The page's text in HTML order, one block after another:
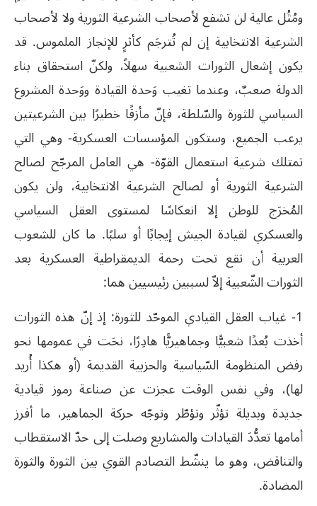
ومُثُل عالية لن تشفع لأصحاب الشرعية الثورية ولا لأصحاب
الشرعية الانتخابية إن لم تُترجَم كأثرٍ للإنجاز الملموس. قد
يكون إشعال الثورات الشعبية سهلاً، ولكنّ استحقاق بناء
الدولة صعبٌ، وعندما تغيب وَحدة القيادة ووَحدة المشروع
السياسي للثورة والسّلطة، فإنّ مأزقًا خطيرًا بين الشرعيتين
يرعب الجميع، وستكون المؤسسات العسكرية- وهي التي
تمتلك شرعية استعمال القوّة- هي العامل المرجّح لصالح
الشرعية الثورية أو لصالح الشرعية الانتخابية، ولن يكون
المُخرَج للوطن إلا انعكاسًا لمستوى العقل السياسي
والعسكري لقيادة الجيش إيجابًا أو سلبًا. ما كان للشعوب
العربية أن تقع تحت رحمة الديمقراطية العسكرية بعد
الثورات الشّعبية إلاّ لسببين رئيسيين هما:
1- غياب العقل القيادي الموحّد للثورة: إذ إنّ هذه الثورات
أخذت بُعدًا شعبيًّا وجماهيريًّا هادِرًا، نحَت في عمومها نحو
رفض المنظومة السّياسية والحزبية القديمة (أو هكذا أُريد
لها)، وفي نفس الوقت عجزت عن صناعة رموز قيادية
جديدة وبديلة تؤثّر وتؤطّر وتوجّه حركة الجماهير، ما أفرز
أمامها تعدُّدَ القيادات والمشاريع وصلت إلى حدّ الاستقطاب
والتناقض، وهو ما ينشّط التصادم القوي بين الثورة والثورة
المضادة.